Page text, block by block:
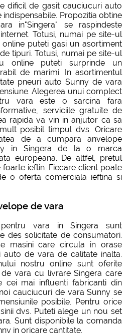
dificil de gasit cauciucuri auto
Propozitia obtine
in"Singera" se raspindeste
Totusi, numai pe site-ul
puteti gasi un asortiment
tipuri. Totusi, numai pe site-ul
online puteti surprinde un
de marimi. In asortimentul
pneuri auto Sunny de vara
Alegerea unui complect
vara este o sarcina fara
serviciile gratuite de
rapida va vin in anjutor ca sa
posibil timpul dvs. Oricare
de a cumpara anvelope
in Singera de la o marca
europeana. De altfel, pretul
ieftin. Fiecare client poate
o oferta comerciala ieftina si
de vara
vara in Singera sunt
des solicitate de consumatori.
masini care circula in orase
auto de vara de calitate inalta.
nostru online sunt oferite
vara cu livrare Singera care
cei mai influenti fabricanti din
cauciucuri de vara Sunny se
posibile. Pentru orice
dvs. Puteti alege un nou set
Sunt disponibile la comanda
in oricare cantitate.